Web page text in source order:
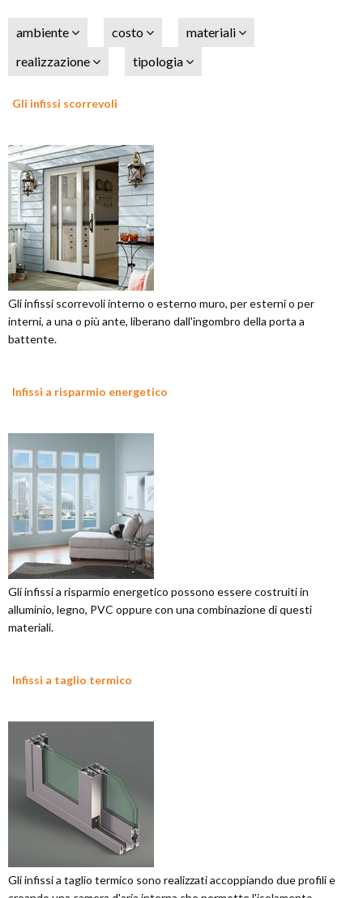
ambiente costo
materiali
realizzazione
tipologia
Gli infissi scorrevoli
Gli infissi scorrevoli interno o esterno muro, per esterni o per
interni, a una o più ante, liberano dall'ingombro della porta a
battente.
Infissi a risparmio energetico
Gli infissi a risparmio energetico possono essere costruiti in
alluminio, legno, PVC oppure con una combinazione di questi
materiali.
Infissi a taglio termico
Gli infissi a taglio termico sono realizzati accoppiando due profili e